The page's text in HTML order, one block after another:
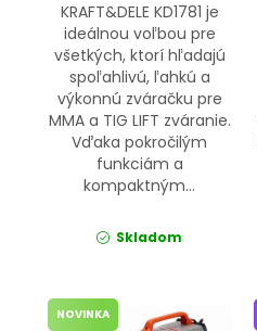
KRAFT&DELE KD1781 je
ideálnou voľbou pre
všetkých, ktorí hľadajú
spoľahlivú, ľahkú a
výkonnú zváračku pre
MMA a TIG LIFT zváranie.
Vďaka pokročilým
funkciám a
kompaktným...
Skladom
NOVINKA